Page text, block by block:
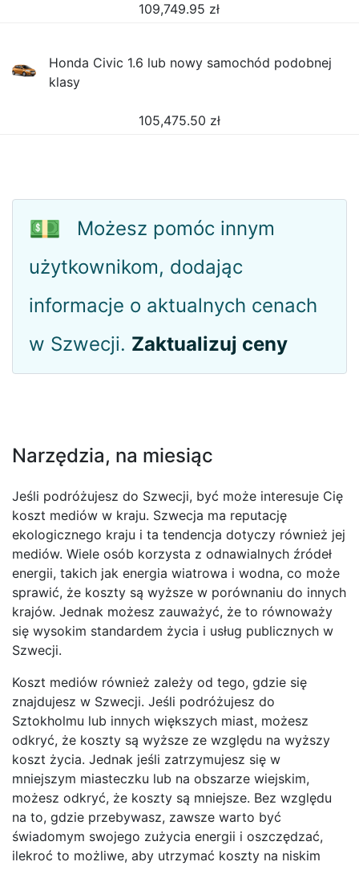
109,749.95 zł
Honda Civic 1.6 lub nowy samochód podobnej
klasy
105,475.50 zł
💵
Możesz pomóc innym
użytkownikom, dodając
informacje o aktualnych cenach
w Szwecji. Zaktualizuj ceny
Narzędzia, na miesiąc
Jeśli podróżujesz do Szwecji, być może interesuje Cię
koszt mediów w kraju. Szwecja ma reputację
ekologicznego kraju i ta tendencja dotyczy również jej
mediów. Wiele osób korzysta z odnawialnych źródeł
energii, takich jak energia wiatrowa i wodna, co może
sprawić, że koszty są wyższe w porównaniu do innych
krajów. Jednak możesz zauważyć, że to równoważy
się wysokim standardem życia i usług publicznych w
Szwecji.
Koszt mediów również zależy od tego, gdzie się
znajdujesz w Szwecji. Jeśli podróżujesz do
Sztokholmu lub innych większych miast, możesz
odkryć, że koszty są wyższe ze względu na wyższy
koszt życia. Jednak jeśli zatrzymujesz się w
mniejszym miasteczku lub na obszarze wiejskim,
możesz odkryć, że koszty są mniejsze. Bez względu
na to, gdzie przebywasz, zawsze warto być
świadomym swojego zużycia energii i oszczędzać,
ilekroć to możliwe, aby utrzymać koszty na niskim